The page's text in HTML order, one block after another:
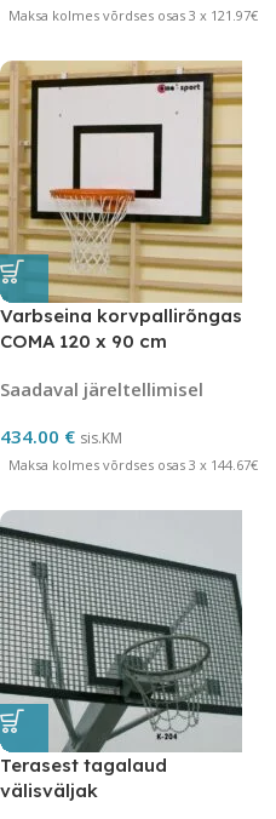
Maksa kolmes võrdses osas 3 x 121.97€
Varbseina korvpallirõngas
COMA 120 x 90 cm
Saadaval järeltellimisel
434.00 € sis.KM
Maksa kolmes võrdses osas 3 x 144.67€
Terasest tagalaud
välisväljak